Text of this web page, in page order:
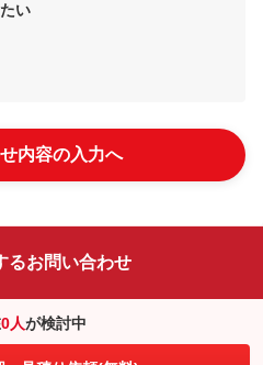
い
内容の入力へ
るお問い合わせ
0人が検討中